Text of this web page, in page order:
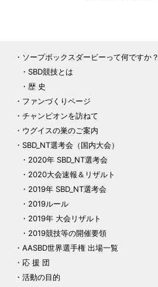
ソープボックスダービーって何ですか？
SBD競技とは
歴 史
ファンづくりページ
チャンピオンを訪ねて
ウグイスの巣のご案内
SBD_NT選考会（国内大会）
2020年 SBD_NT選考会
2020大会速報＆リザルト
2019年 SBD_NT選考会
2019ルール
2019年 大会リザルト
2019競技等の開催要領
AASBD世界選手権 出場一覧
応 援 団
活動の目的